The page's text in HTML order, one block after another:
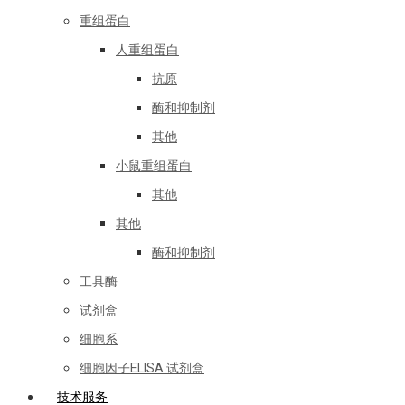
重组蛋白
人重组蛋白
抗原
酶和抑制剂
其他
小鼠重组蛋白
其他
其他
酶和抑制剂
工具酶
试剂盒
细胞系
细胞因子ELISA 试剂盒
技术服务